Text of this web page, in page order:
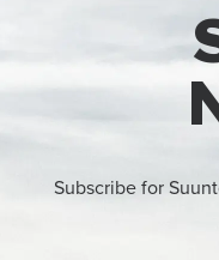
Subscribe for